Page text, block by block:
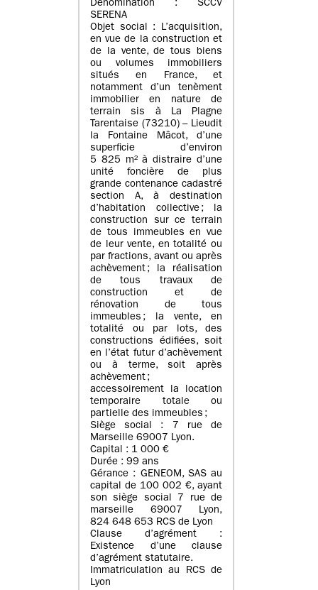
Dénomination : SCCV
SERENA
Objet social : L’acquisition,
en vue de la construction et
de la vente, de tous biens
ou volumes immobiliers
situés en France, et
notamment d’un tenèment
immobilier en nature de
terrain sis à La Plagne
Tarentaise (73210) – Lieudit
la Fontaine Mâcot, d’une
superficie d’environ
5 825 m² à distraire d’une
unité foncière de plus
grande contenance cadastré
section A, à destination
d’habitation collective ; la
construction sur ce terrain
de tous immeubles en vue
de leur vente, en totalité ou
par fractions, avant ou après
achèvement ; la réalisation
de tous travaux de
construction et de
rénovation de tous
immeubles ; la vente, en
totalité ou par lots, des
constructions édifiées, soit
en l’état futur d’achèvement
ou à terme, soit après
achèvement ;
accessoirement la location
temporaire totale ou
partielle des immeubles ;
Siège social : 7 rue de
Marseille 69007 Lyon.
Capital : 1 000 €
Durée : 99 ans
Gérance : GENEOM, SAS au
capital de 100 002 €, ayant
son siège social 7 rue de
marseille 69007 Lyon,
824 648 653 RCS de Lyon
Clause d’agrément :
Existence d’une clause
d’agrément statutaire.
Immatriculation au RCS de
Lyon